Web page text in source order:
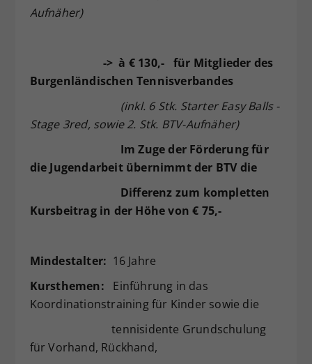
Aufnäher)
->à € 130,- für Mitglieder des
Burgenländischen Tennisverbandes
(inkl. 6 Stk. Starter Easy Balls -
Stage 3red, sowie 2. Stk. BTV-Aufnäher)
Im Zuge der Förderung für
die Jugendarbeit übernimmt der BTV die
Differenz zum kompletten
Kursbeitrag in der Höhe von € 75,-
Mindestalter: 16 Jahre
Kursthemen: Einführung in das
Koordinationstraining für Kinder sowie die
tennisidente Grundschulung
für Vorhand, Rückhand,